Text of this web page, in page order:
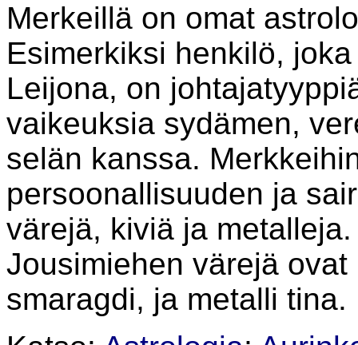
Merkeillä on omat
Esimerkiksi henkilö,
Leijona, on
vaikeuksia sydämen,
selän kanssa.
persoonallisuuden ja
värejä, kiviä ja
Jousimiehen värejä
smaragdi, ja metalli tina.